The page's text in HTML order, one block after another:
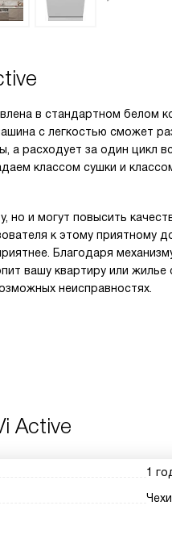
в стандартном белом
с легкостью сможет
расходует за один цикл
классом сушки и
и могут повысить
к этому приятному
Благодаря
вашу квартиру или жилье
неисправностях.
Active
1